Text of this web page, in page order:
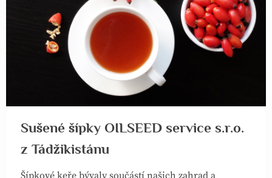
Sušené šípky OILSEED service s.r.o.
z Tádžikistánu
Šípkové keře bývaly součástí našich zahrad a